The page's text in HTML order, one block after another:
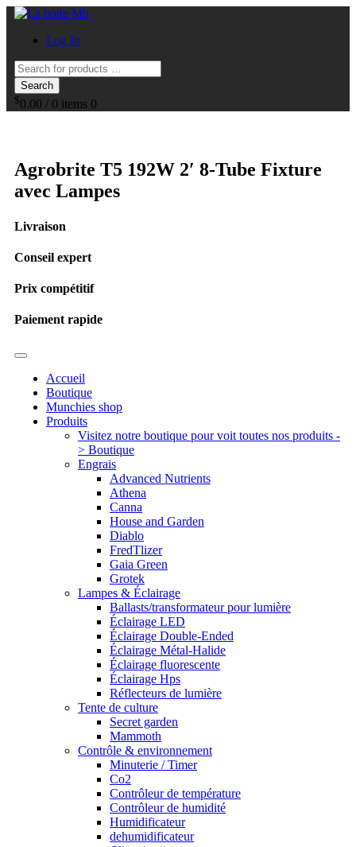
Log In
Search
$0.00 / 0 items 0
Agrobrite T5 192W 2′ 8-Tube Fixture
avec Lampes
Livraison
Conseil expert
Prix compétitif
Paiement rapide
Accueil
Boutique
Munchies shop
Produits
Visitez notre boutique pour voit toutes nos produits -
> Boutique
Engrais
Advanced Nutrients
Athena
Canna
House and Garden
Diablo
FredTlizer
Gaia Green
Grotek
Lampes & Éclairage
Ballasts/transformateur pour lumière
Éclairage LED
Éclairage Double-Ended
Éclairage Métal-Halide
Éclairage fluorescente
Éclairage Hps
Réflecteurs de lumière
Tente de culture
Secret garden
Mammoth
Contrôle & environnement
Minuterie / Timer
Co2
Contrôleur de température
Contrôleur de humidité
Humidificateur
dehumidificateur